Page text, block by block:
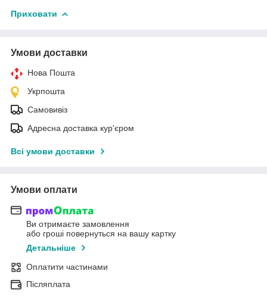
Приховати
Умови доставки
Нова Пошта
Укрпошта
Самовивіз
Адресна доставка кур'єром
Всі умови доставки
Умови оплати
Ви отримаєте замовлення
або гроші повернуться на вашу картку
Детальніше
Оплатити частинами
Післяплата